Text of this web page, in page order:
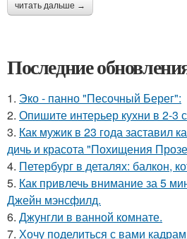
читать дальше →
Последние
1. Эко - панно "Песочный Берег":
2. Опишите интерьер кухни в 2-3
3. Как мужик в 23 года заставил
дичь и красота "Похищения
4. Петербург в деталях: балкон,
5. Как привлечь внимание за 5
Джейн мэнсфилд.
6. Джунгли в ванной комнате.
7. Хочу поделиться с вами